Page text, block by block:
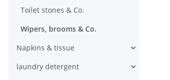
Toilet stones & Co.
Wipers, brooms & Co.
Napkins & tissue
laundry detergent